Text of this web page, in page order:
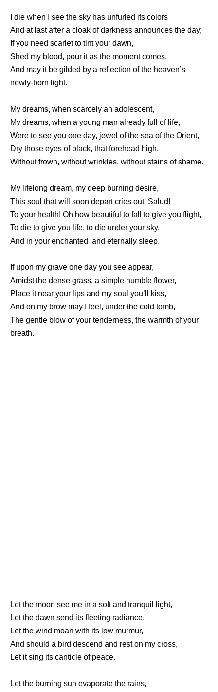
I die when I see the sky has unfurled its colors
And at last after a cloak of darkness announces the day;
If you need scarlet to tint your dawn,
Shed my blood, pour it as the moment comes,
And may it be gilded by a reflection of the heaven’s
newly-born light.
My dreams, when scarcely an adolescent,
My dreams, when a young man already full of life,
Were to see you one day, jewel of the sea of the Orient,
Dry those eyes of black, that forehead high,
Without frown, without wrinkles, without stains of shame.
My lifelong dream, my deep burning desire,
This soul that will soon depart cries out: Salud!
To your health! Oh how beautiful to fall to give you flight,
To die to give you life, to die under your sky,
And in your enchanted land eternally sleep.
If upon my grave one day you see appear,
Amidst the dense grass, a simple humble flower,
Place it near your lips and my soul you’ll kiss,
And on my brow may I feel, under the cold tomb,
The gentle blow of your tenderness, the warmth of your
breath.
Let the moon see me in a soft and tranquil light,
Let the dawn send its fleeting radiance,
Let the wind moan with its low murmur,
And should a bird descend and rest on my cross,
Let it sing its canticle of peace.
Let the burning sun evaporate the rains,